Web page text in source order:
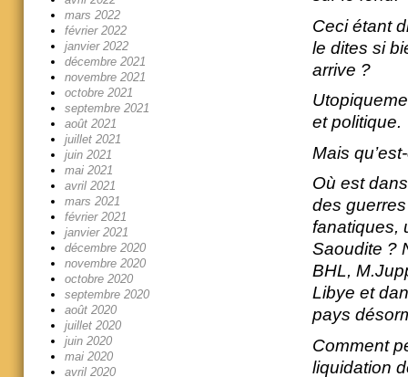
Ceci étant
le dites si
arrive ?
et politique.
Mais
Où est
des
fanatiques,
Saoudite ?
BHL,
Libye et
pays
Comment
liquidation
mars 2022
février 2022
janvier 2022
décembre 2021
novembre 2021
octobre 2021
septembre 2021
août 2021
juillet 2021
juin 2021
mai 2021
avril 2021
mars 2021
février 2021
janvier 2021
décembre 2020
novembre 2020
octobre 2020
septembre 2020
août 2020
juillet 2020
juin 2020
mai 2020
avril 2020